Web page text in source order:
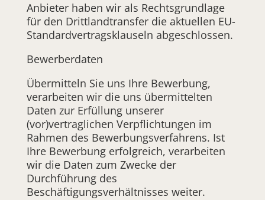
Anbieter haben wir als Rechtsgrundlage
für den Drittlandtransfer die aktuellen EU-
Standardvertragsklauseln abgeschlossen.
Bewerberdaten
Übermitteln Sie uns Ihre Bewerbung,
verarbeiten wir die uns übermittelten
Daten zur Erfüllung unserer
(vor)vertraglichen Verpflichtungen im
Rahmen des Bewerbungsverfahrens. Ist
Ihre Bewerbung erfolgreich, verarbeiten
wir die Daten zum Zwecke der
Durchführung des
Beschäftigungsverhältnisses weiter.